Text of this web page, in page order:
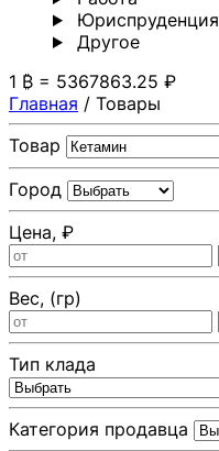
Юриспруденция
Другoе
1 ₿ = 5367863.25 ₽
Главная / Товары
Товар
Город
Цена, ₽
Вес, (гр)
Тип клада
Категория продавца